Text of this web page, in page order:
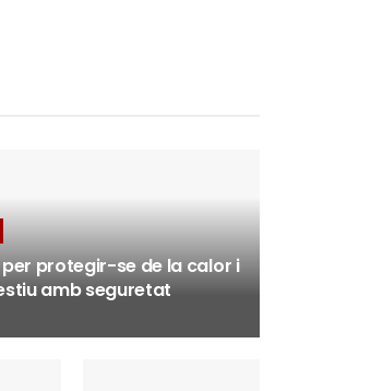
per protegir-se de la calor i
amb seguretat